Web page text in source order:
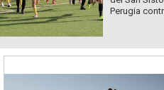
Perugia